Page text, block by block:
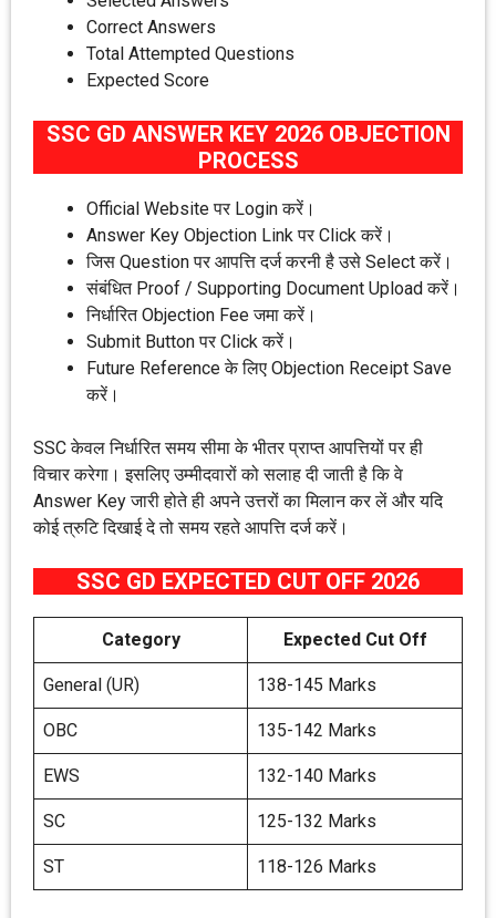
Correct Answers
Total Attempted Questions
Expected Score
SSC GD ANSWER KEY 2026 OBJECTION
PROCESS
Official Website पर Login करें।
Answer Key Objection Link पर Click करें।
जिस Question पर आपत्ति दर्ज करनी है उसे Select करें।
संबंधित Proof / Supporting Document Upload करें।
निर्धारित Objection Fee जमा करें।
Submit Button पर Click करें।
Future Reference के लिए Objection Receipt Save
करें।
SSC केवल निर्धारित समय सीमा के भीतर प्राप्त आपत्तियों पर ही
विचार करेगा। इसलिए उम्मीदवारों को सलाह दी जाती है कि वे
Answer Key जारी होते ही अपने उत्तरों का मिलान कर लें और यदि
कोई त्रुटि दिखाई दे तो समय रहते आपत्ति दर्ज करें।
SSC GD EXPECTED CUT OFF 2026
Category Expected Cut Off
General (UR) 138-145 Marks
OBC 135-142 Marks
EWS 132-140 Marks
SC 125-132 Marks
ST 118-126 Marks